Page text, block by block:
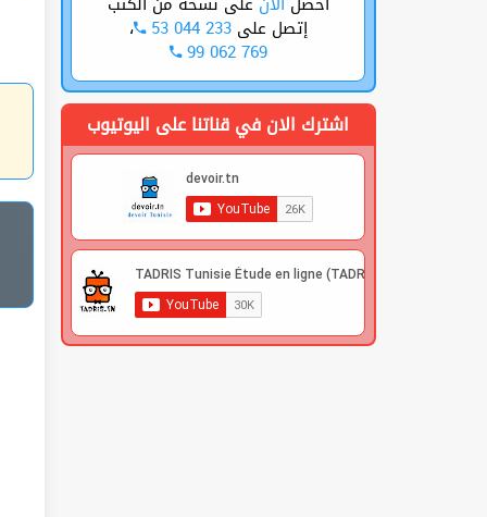
إتصل على53 044 233 ،
99 062 769
اشترك الان في قناتنا على اليوتيوب